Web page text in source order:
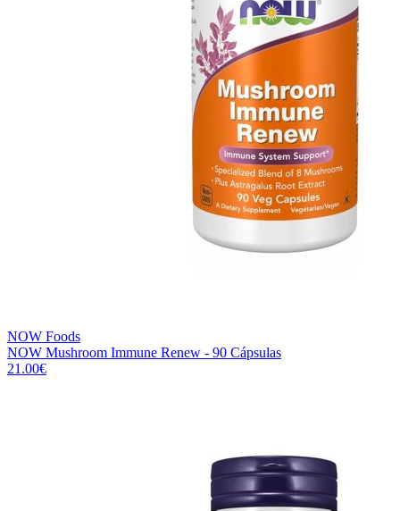
NOW Foods
NOW Mushroom Immune Renew - 90 Cápsulas
21.00€